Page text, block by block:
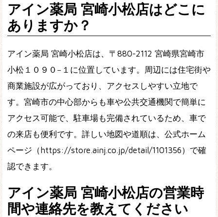
アイン薬局 宮崎小松店はどこに
ありますか？
アイン薬局 宮崎小松店は、〒880-2112 宮崎県宮崎市
小松１０９０−１に位置しています。周辺には住宅街や
商業施設が広がっており、アクセスしやすい立地で
す。宮崎市の中心部からも車や公共交通機関で簡単に
アクセス可能で、駐車場も完備されているため、車で
の来店も便利です。詳しい地図や道順は、公式ホーム
ページ（https://store.ainj.co.jp/detail/1101356）で確
認できます。
アイン薬局 宮崎小松店の営業時
間や連絡先を教えてください